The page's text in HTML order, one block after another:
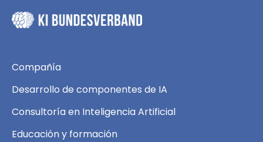
Compañía
Desarrollo de componentes de IA
Consultoría en Inteligencia Artificial
Educación y formación